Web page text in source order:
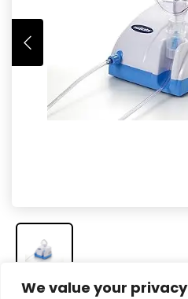
We value your privacy